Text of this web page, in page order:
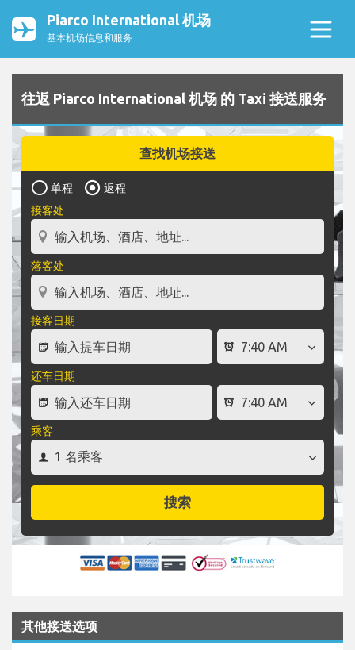
Piarco International 机场
基本机场信息和服务
往返 Piarco International 机场 的 Taxi 接送服务
查找机场接送
单程
返程
接客处
落客处
接客日期
还车日期
乘客
搜索
其他接送选项